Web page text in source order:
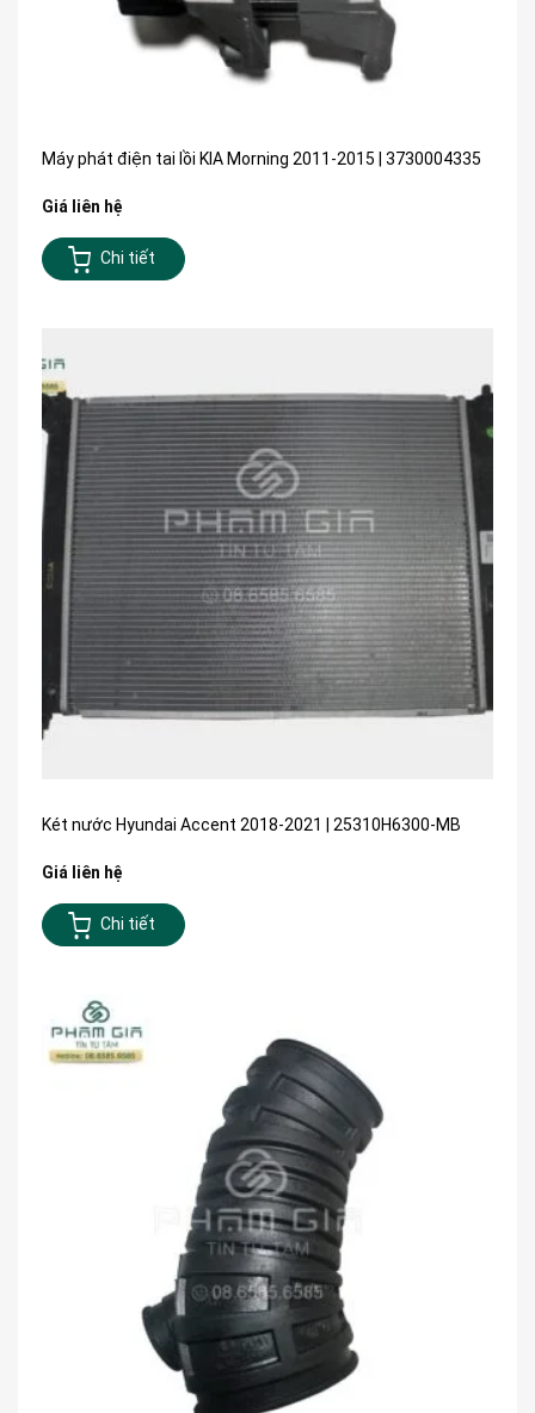
Máy phát điện tai lồi KIA Morning 2011-2015 | 3730004335
Giá liên hệ
Chi tiết
Két nước Hyundai Accent 2018-2021 | 25310H6300-MB
Giá liên hệ
Chi tiết